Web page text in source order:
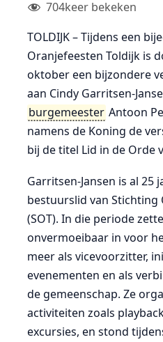
704keer bekeken
TOLDIJK – Tijdens een
Oranjefeesten Toldijk is
oktober een bijzondere
aan Cindy Garritsen-
burgemeester Antoon
namens de Koning de
bij de titel Lid in de Orde
Garritsen-Jansen is al 25
bestuurslid van Stichting
(SOT). In die periode
onvermoeibaar in voor
meer als vicevoorzitter,
evenementen en als
de gemeenschap. Ze
activiteiten zoals
excursies, en stond